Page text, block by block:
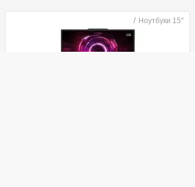
/ Ноутбуки 15"